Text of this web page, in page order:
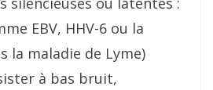
EBV, HHV-6 ou la
la maladie de Lyme)
à bas bruit,